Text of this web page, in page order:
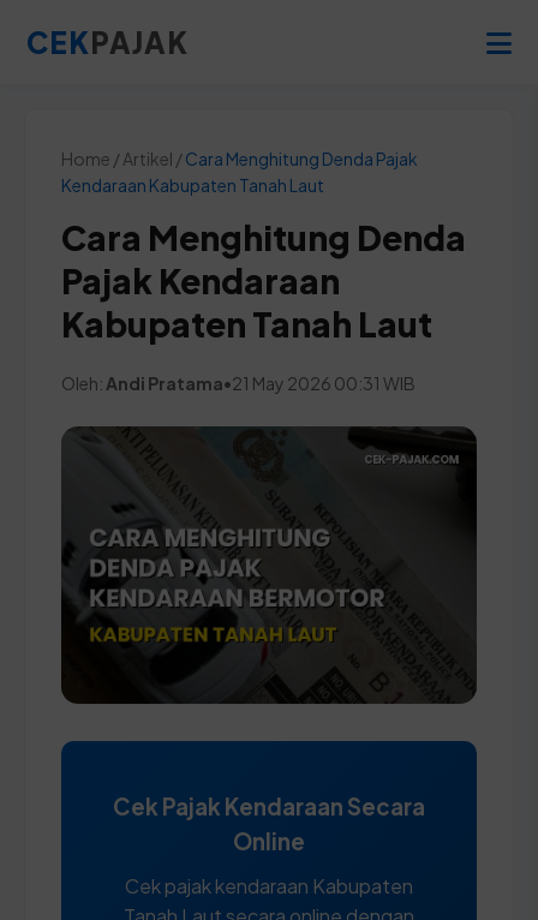
CEKPAJAK
Home / Artikel /Cara Menghitung Denda Pajak
Kendaraan Kabupaten Tanah Laut
Cara Menghitung Denda
Pajak Kendaraan
Kabupaten Tanah Laut
Oleh: Andi Pratama•21 May 2026 00:31 WIB
Cek Pajak Kendaraan Secara
Online
Cek pajak kendaraan Kabupaten